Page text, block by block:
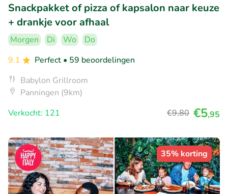
Snackpakket of pizza of kapsalon naar keuze
+ drankje voor afhaal
Morgen Di Wo
Do
9.1
Perfect • 59 beoordelingen
Babylon Grillroom
Panningen (9km)
Verkocht: 121
€9,80 €5,95
35% korting